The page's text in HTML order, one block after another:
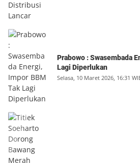
Prabowo : Swasembada
Lagi Diperlukan
Selasa, 10 Maret 2026, 16:31